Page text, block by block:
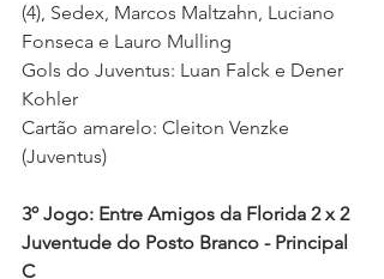
(4), Sedex, Marcos Maltzahn, Luciano
Fonseca e Lauro Mulling
Gols do Juventus: Luan Falck e Dener
Kohler
Cartão amarelo: Cleiton Venzke
(Juventus)
3º Jogo: Entre Amigos da Florida 2 x 2
Juventude do Posto Branco - Principal
C